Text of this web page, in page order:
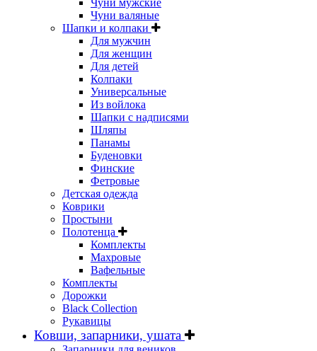
Чуни мужские
Чуни валяные
Шапки и колпаки
Для мужчин
Для женщин
Для детей
Колпаки
Универсальные
Из войлока
Шапки с надписями
Шляпы
Панамы
Буденовки
Финские
Фетровые
Детская одежда
Коврики
Простыни
Полотенца
Комплекты
Махровые
Вафельные
Комплекты
Дорожки
Black Collection
Рукавицы
Ковши, запарники, ушата